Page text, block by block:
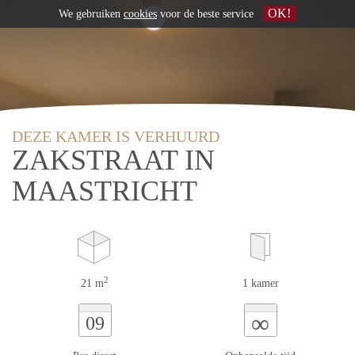
DEZE KAMER IS VERHUURD
ZAKSTRAAT IN
MAASTRICHT
21 m2 1 kamer
09 ∞
We gebruiken cookies voor de beste service OK!